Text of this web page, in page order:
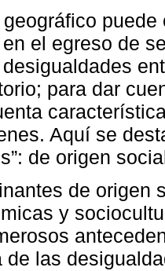
el egreso de
para dar
Aquí se
de origen
de origen
y
de las